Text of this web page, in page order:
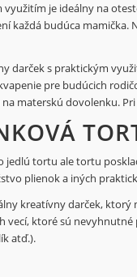
využitím je ideálny na
každá budúca
darček s praktickým
pre budúcich
materskú dovolenku.
jedlú tortu ale tortu
plienok a iných
kreatívny darček,
vecí, ktoré sú
atď.).